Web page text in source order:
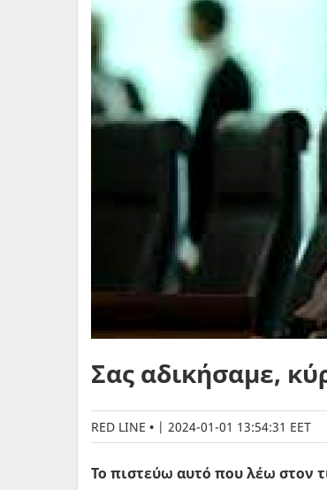
Σας αδικήσαμε,
RED LINE | 2024-01-01 13:54:31 EET
Το πιστεύω αυτό που λέω στον